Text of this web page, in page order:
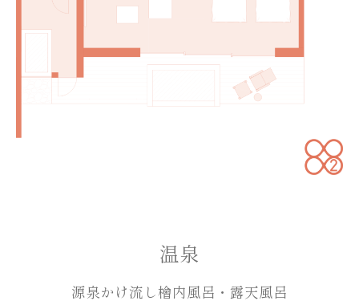
温泉
源泉かけ流し檜内風呂・露天風呂